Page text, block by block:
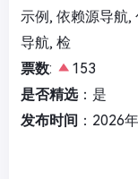
示例, 依赖源导航,
导航, 检
票数:
153
是否精选：是
发布时间 ：2026